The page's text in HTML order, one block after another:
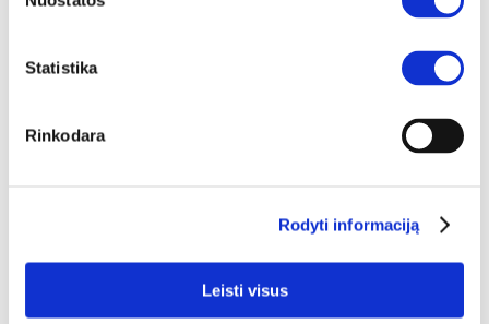
Statistika
Rinkodara
Rodyti informaciją
Leisti visus
Išmatavimai:A:128cmP:77cmG:42cm
Kaina: